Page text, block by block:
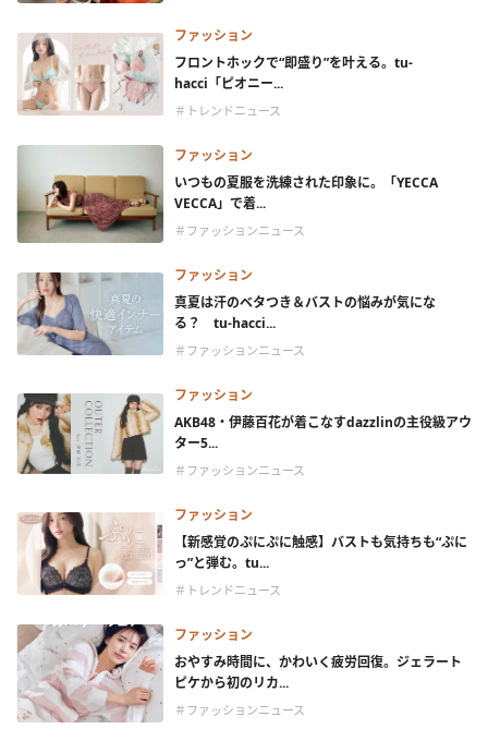
ファッション
フロントホックで“即盛り”を叶える。tu-
hacci「ピオニー...
＃トレンドニュース
ファッション
いつもの夏服を洗練された印象に。「YECCA
VECCA」で着...
＃ファッションニュース
ファッション
真夏は汗のベタつき＆バストの悩みが気にな
る？ tu-hacci...
＃ファッションニュース
ファッション
AKB48・伊藤百花が着こなすdazzlinの主役級アウ
ター5...
＃ファッションニュース
ファッション
【新感覚のぷにぷに触感】バストも気持ちも“ぷに
っ”と弾む。tu...
＃トレンドニュース
ファッション
おやすみ時間に、かわいく疲労回復。ジェラート
ピケから初のリカ...
＃ファッションニュース